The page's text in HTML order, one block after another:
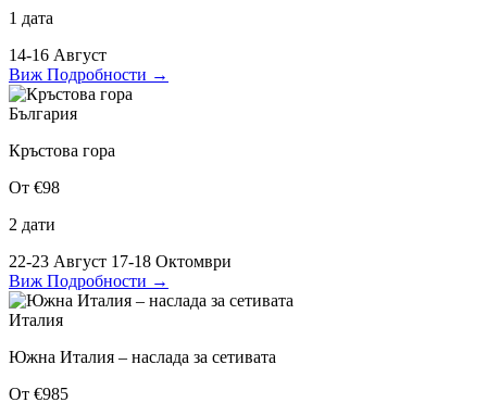
1 дата
14-16 Август
Виж Подробности →
България
Кръстова гора
От €98
2 дати
22-23 Август 17-18 Октомври
Виж Подробности →
Италия
Южна Италия – наслада за сетивата
От €985